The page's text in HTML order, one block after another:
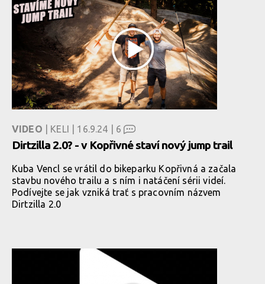
VIDEO | KELI | 16.9.24 | 6
Dirtzilla 2.0? - v Kopřivné staví nový jump trail
Kuba Vencl se vrátil do bikeparku Kopřivná a začala
stavbu nového trailu a s ním i natáčení sérii videí.
Podívejte se jak vzniká trať s pracovním názvem
Dirtzilla 2.0